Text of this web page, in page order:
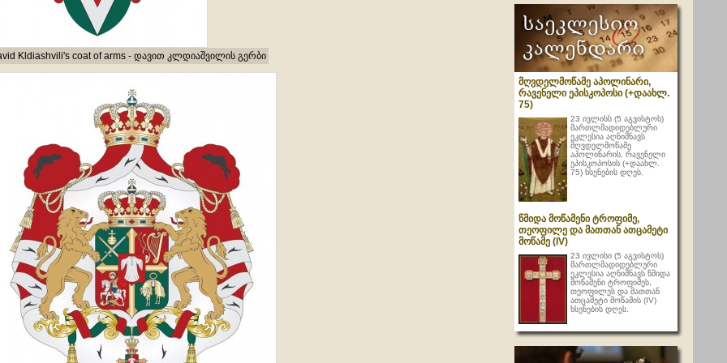
Kldiashvili's coat of arms - დავით კლდიაშვილის გერბი
მღვდელმოწამე აპოლინარი,
რავენელი ეპისკოპოსი (+დაახლ.
75)
23 ივლისს (5 აგვისტოს)
მართლმადიდებლური
ეკლესია აღნიშნავს
მღვდელმოწამე
აპოლინარის, რავენელი
ეპისკოპოსის (+დაახლ.
75) ხსენების დღეს.
წმიდა მოწამენი ტროფიმე,
თეოფილე და მათთან ათცამეტი
მოწამე (IV)
23 ივლისი (5 აგვისტოს)
მართლმადიდებლური
ეკლესია აღნიშნავს წმიდა
მოწამენი ტროფიმეს,
თეოფილეს და მათთან
ათცამეტი მოწამის (IV)
ხსენების დღეს.